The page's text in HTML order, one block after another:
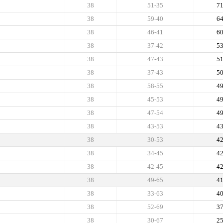
71
51-35
38
64
59-40
38
60
46-41
38
53
37-42
38
51
47-43
38
50
37-43
38
49
58-55
38
49
45-53
38
49
47-54
38
43
43-53
38
42
30-53
38
42
34-45
38
42
42-45
38
41
49-65
38
40
33-63
38
37
52-69
38
25
30-67
38